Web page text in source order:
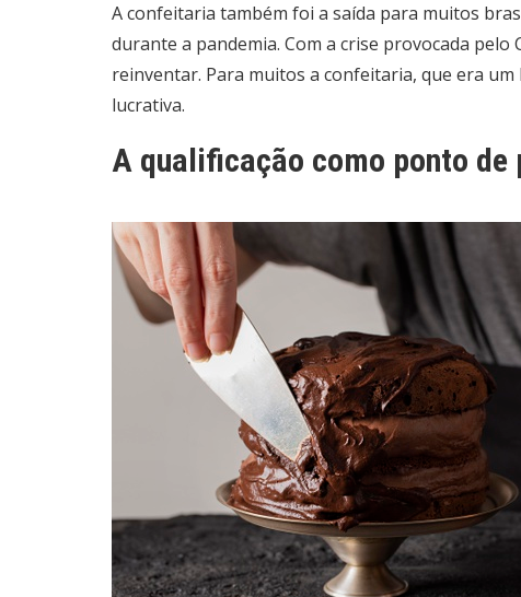
A confeitaria também foi a saída para muitos
durante a pandemia. Com a crise provocada
reinventar. Para muitos a confeitaria, que era
lucrativa.
A qualificação como ponto de